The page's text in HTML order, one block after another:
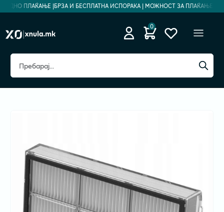
ПЛАЌАЊЕ | БРЗА И БЕСПЛАТНА ИСПОРАКА | МОЖНОСТ ЗА ПЛАЌАЊЕ НА
0